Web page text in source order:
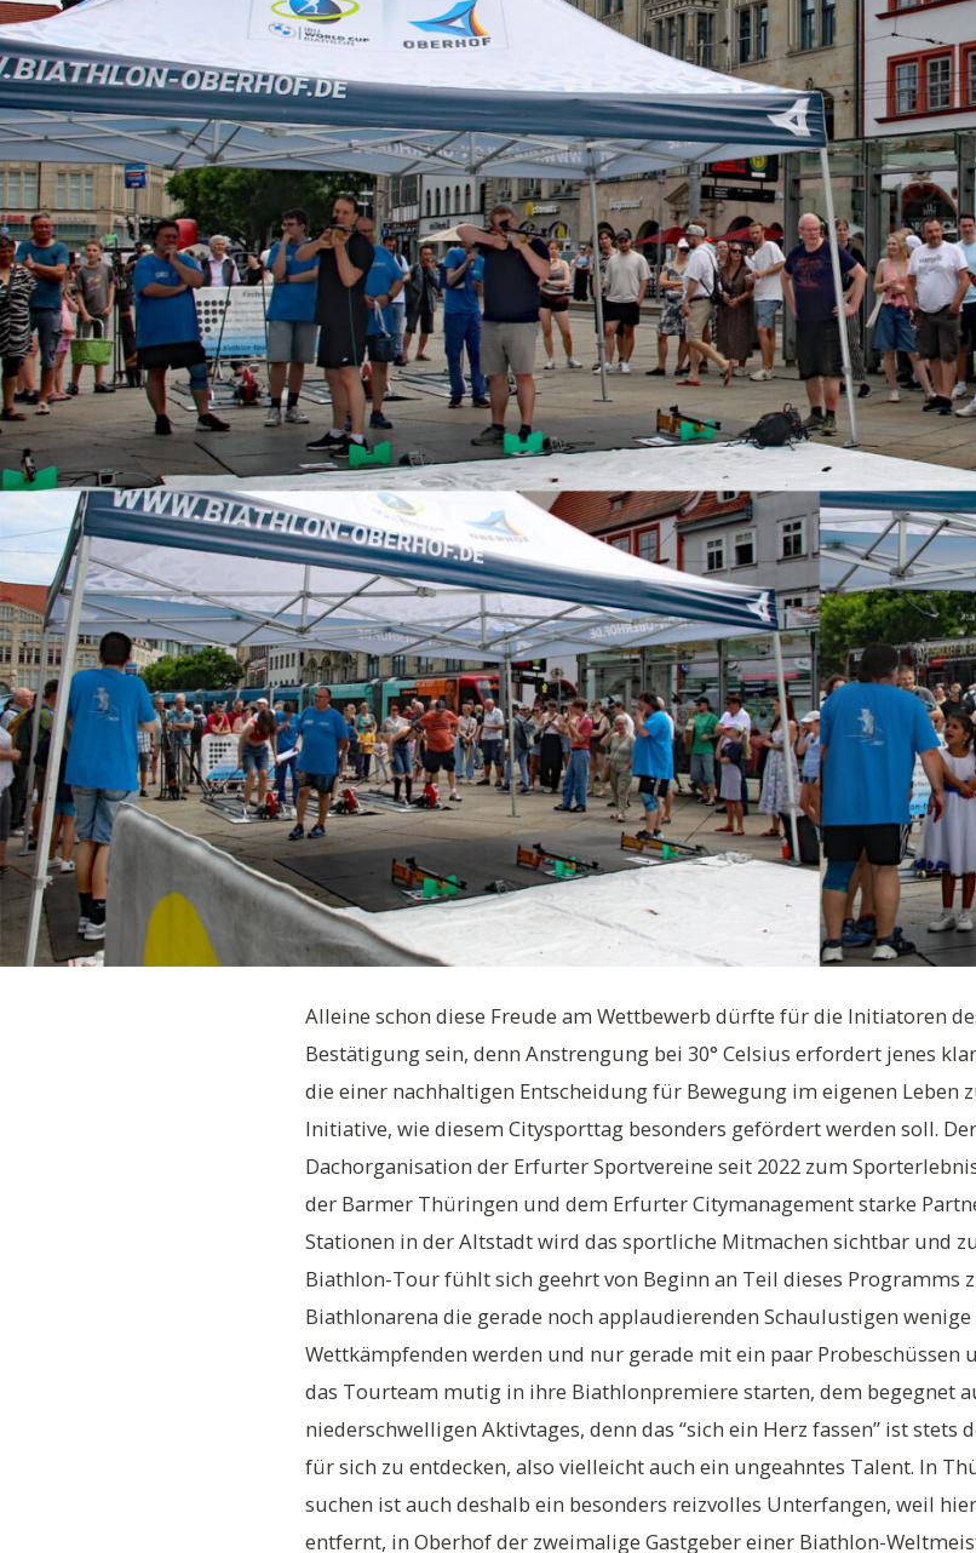
Alleine schon diese Freude am Wettbewerb dürfte für die Initiatoren
Bestätigung sein, denn Anstrengung bei 30° Celsius erfordert jenes
die einer nachhaltigen Entscheidung für Bewegung im eigenen Leben
Initiative, wie diesem Citysporttag besonders gefördert werden soll.
Dachorganisation der Erfurter Sportvereine seit 2022 zum
der Barmer Thüringen und dem Erfurter Citymanagement starke
Stationen in der Altstadt wird das sportliche Mitmachen sichtbar und
Biathlon-Tour fühlt sich geehrt von Beginn an Teil dieses Programms
Biathlonarena die gerade noch applaudierenden Schaulustigen
Wettkämpfenden werden und nur gerade mit ein paar Probeschüssen
das Tourteam mutig in ihre Biathlonpremiere starten, dem begegnet
niederschwelligen Aktivtages, denn das “sich ein Herz fassen” ist stets
für sich zu entdecken, also vielleicht auch ein ungeahntes Talent. In
suchen ist auch deshalb ein besonders reizvolles Unterfangen, weil
entfernt, in Oberhof der zweimalige Gastgeber einer Biathlon-